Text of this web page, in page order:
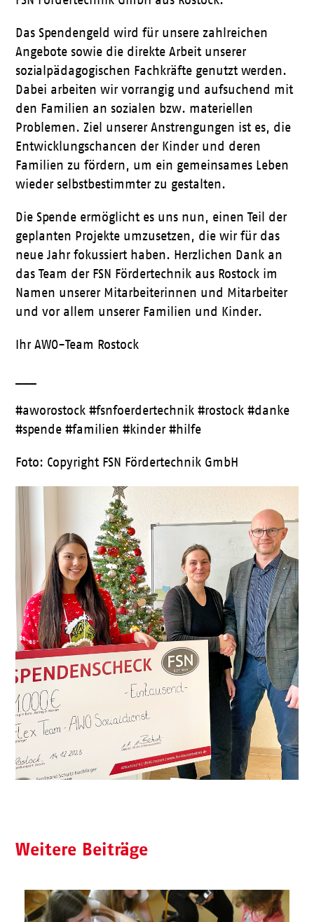
Das Spendengeld wird für unsere zahlreichen
Angebote sowie die direkte Arbeit unserer
sozialpädagogischen Fachkräfte genutzt werden.
Dabei arbeiten wir vorrangig und aufsuchend mit
den Familien an sozialen bzw. materiellen
Problemen. Ziel unserer Anstrengungen ist es, die
Entwicklungschancen der Kinder und deren
Familien zu fördern, um ein gemeinsames Leben
wieder selbstbestimmter zu gestalten.
Die Spende ermöglicht es uns nun, einen Teil der
geplanten Projekte umzusetzen, die wir für das
neue Jahr fokussiert haben. Herzlichen Dank an
das Team der FSN Fördertechnik aus Rostock im
Namen unserer Mitarbeiterinnen und Mitarbeiter
und vor allem unserer Familien und Kinder.
Ihr AWO-Team Rostock
#aworostock #fsnfoerdertechnik #rostock #danke
#spende #familien #kinder #hilfe
Foto: Copyright FSN Fördertechnik GmbH
Weitere Beiträge